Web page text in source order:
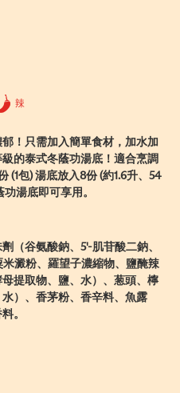
辣
！只需加入簡單食材，加水加
的泰式冬蔭功湯底！適合烹調
(1包) 湯底放入8份 (約1.6升、54
湯底即可享用。
（谷氨酸鈉、5'-肌苷酸二鈉、
澱粉、羅望子濃縮物、鹽醃辣
提取物、鹽、水）、葱頭、檸
）、香茅粉、香辛料、魚露
。